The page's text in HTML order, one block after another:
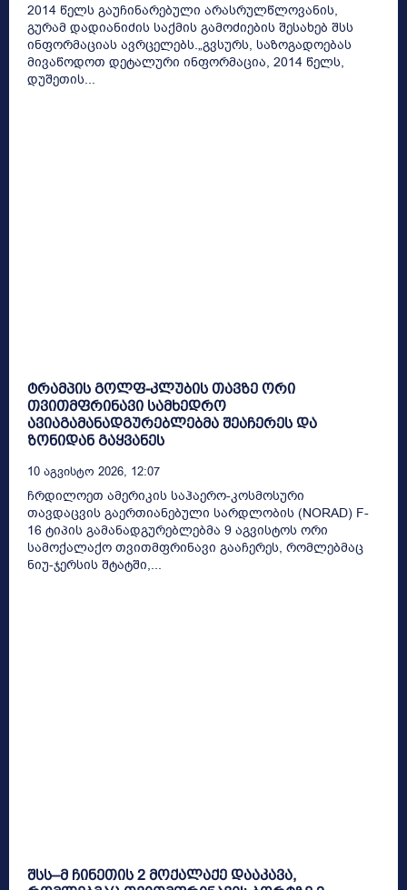
2014 წელს გაუჩინარებული არასრულწლოვანის,
გურამ დადიანიძის საქმის გამოძიების შესახებ შსს
ინფორმაციას ავრცელებს.„გვსურს, საზოგადოებას
მივაწოდოთ დეტალური ინფორმაცია, 2014 წელს,
დუშეთის...
ტრამპის გოლფ-კლუბის თავზე ორი
თვითმფრინავი სამხედრო
ავიაგამანადგურებლებმა შეაჩერეს და
ზონიდან გაყვანეს
10 Აგვისტო 2026, 12:07
ჩრდილოეთ ამერიკის საჰაერო-კოსმოსური
თავდაცვის გაერთიანებული სარდლობის (NORAD) F-
16 ტიპის გამანადგურებლებმა 9 აგვისტოს ორი
სამოქალაქო თვითმფრინავი გააჩერეს, რომლებმაც
ნიუ-ჯერსის შტატში,...
შსს–მ ჩინეთის 2 მოქალაქე დააკავა,